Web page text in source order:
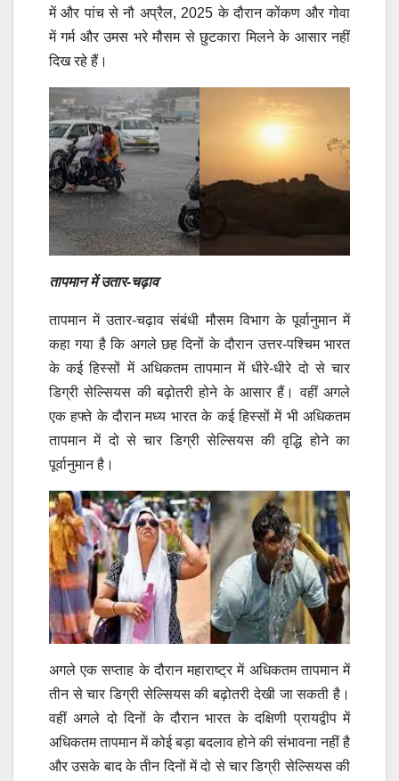
में और पांच से नौ अप्रैल, 2025 के दौरान कोंकण और गोवा
में गर्म और उमस भरे मौसम से छुटकारा मिलने के आसार नहीं
दिख रहे हैं।
तापमान में उतार-चढ़ाव
तापमान में उतार-चढ़ाव संबंधी मौसम विभाग के पूर्वानुमान में
कहा गया है कि अगले छह दिनों के दौरान उत्तर-पश्चिम भारत
के कई हिस्सों में अधिकतम तापमान में धीरे-धीरे दो से चार
डिग्री सेल्सियस की बढ़ोतरी होने के आसार हैं। वहीं अगले
एक हफ्ते के दौरान मध्य भारत के कई हिस्सों में भी अधिकतम
तापमान में दो से चार डिग्री सेल्सियस की वृद्धि होने का
पूर्वानुमान है।
अगले एक सप्ताह के दौरान महाराष्ट्र में अधिकतम तापमान में
तीन से चार डिग्री सेल्सियस की बढ़ोतरी देखी जा सकती है।
वहीं अगले दो दिनों के दौरान भारत के दक्षिणी प्रायद्वीप में
अधिकतम तापमान में कोई बड़ा बदलाव होने की संभावना नहीं है
और उसके बाद के तीन दिनों में दो से चार डिग्री सेल्सियस की